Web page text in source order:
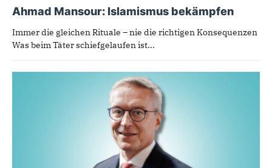
Ahmad Mansour: Islamismus bekämpfen
Immer die gleichen Rituale – nie die richtigen Konsequenzen
Was beim Täter schiefgelaufen ist...